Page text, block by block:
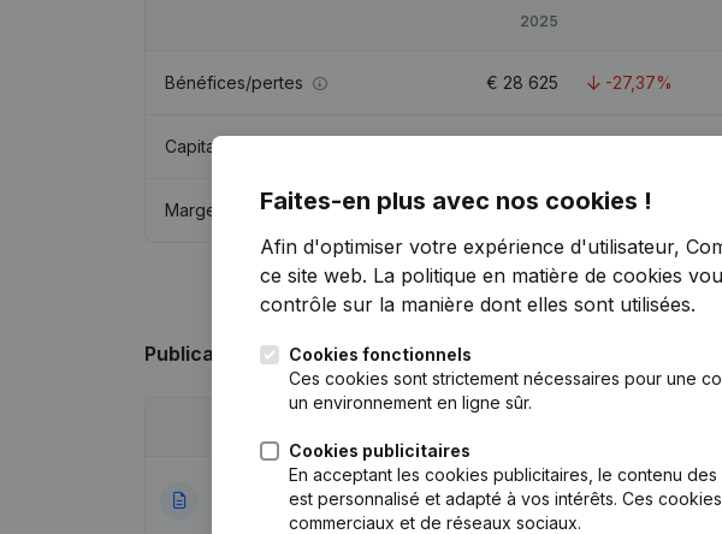
2025
Bénéfices/pertes € 28 625 -27,37%
Capitaux propres
Marge brute € 121 340 6,84%
Publicationsde Beheer E & S
03-10-2023
Statuts (Traduction, Coordination,
Assemblée générale - Année
Faites-en plus avec nos cookies !
Afin d'optimiser votre expérience d'utilisateur,
ce site web. La politique en matière de cookies
contrôle sur la manière dont elles sont utilisées.
Cookies fonctionnels
Ces cookies sont strictement nécessaires pour une
un environnement en ligne sûr.
Cookies publicitaires
En acceptant les cookies publicitaires, le contenu
est personnalisé et adapté à vos intérêts. Ces
commerciaux et de réseaux sociaux.